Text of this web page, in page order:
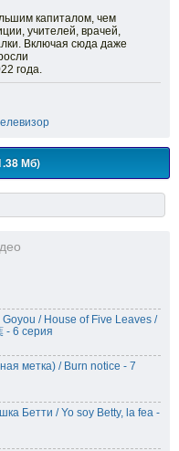
капиталом, чем
учителей, врачей,
Включая сюда даже
года.
Мб)
/ House of Five Leaves /
- 6 серия
метка) / Burn notice - 7
Бетти / Yo soy Betty, la fea -